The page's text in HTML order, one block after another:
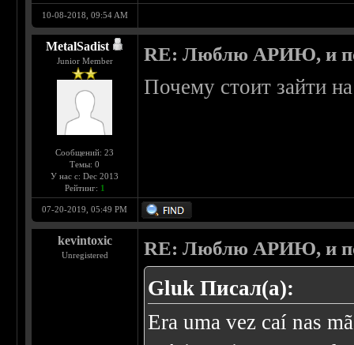
10-08-2018, 09:54 AM
MetalSadist
Junior Member
Сообщений: 23
Темы: 0
У нас с: Dec 2013
Рейтинг: 1
RE: Люблю АРИЮ, и
Почему стоит зайти
07-20-2019, 05:49 PM
kevintoxic
Unregistered RE: Люблю АРИЮ, и
Gluk Писал(а):
Era uma vez caí nas